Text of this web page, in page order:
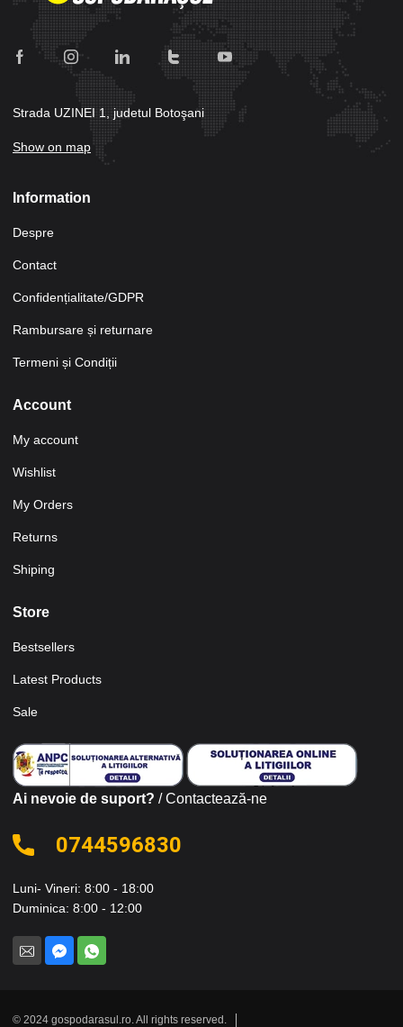
Strada UZINEI 1, judetul Botoşani
Show on map
Information
Despre
Contact
Confidențialitate/GDPR
Rambursare și returnare
Termeni și Condiții
Account
My account
Wishlist
My Orders
Returns
Shiping
Store
Bestsellers
Latest Products
Sale
Ai nevoie de suport? / Contactează-ne
0744596830
Luni- Vineri: 8:00 - 18:00
Duminica: 8:00 - 12:00
© 2024 gospodarasul.ro. All rights reserved.